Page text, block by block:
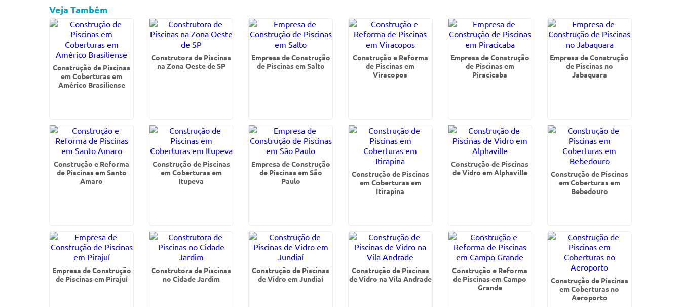
Veja Também
Construção de Piscinas
em Coberturas em
Américo Brasiliense
Construtora de Piscinas
na Zona Oeste de SP
Empresa de Construção
de Piscinas em Salto
Construção e Reforma
de Piscinas em
Viracopos
Empresa de Construção
de Piscinas em
Piracicaba
Empresa de Construção
de Piscinas no
Jabaquara
Construção e Reforma
de Piscinas em Santo
Amaro
Construção de Piscinas
em Coberturas em
Itupeva
Empresa de Construção
de Piscinas em São
Paulo
Construção de Piscinas
em Coberturas em
Itirapina
Construção de Piscinas
de Vidro em Alphaville
Construção de Piscinas
em Coberturas em
Bebedouro
Empresa de Construção
de Piscinas em Pirajuí
Construtora de Piscinas
no Cidade Jardim
Construção de Piscinas
de Vidro em Jundiaí
Construção de Piscinas
de Vidro na Vila Andrade
Construção e Reforma
de Piscinas em Campo
Grande
Construção de Piscinas
em Coberturas no
Aeroporto